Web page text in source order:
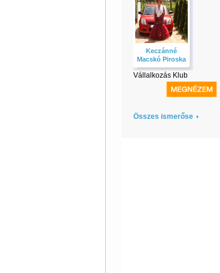
Keczánné
Macskó Piroska
Vállalkozás Klub
Összes ismerőse